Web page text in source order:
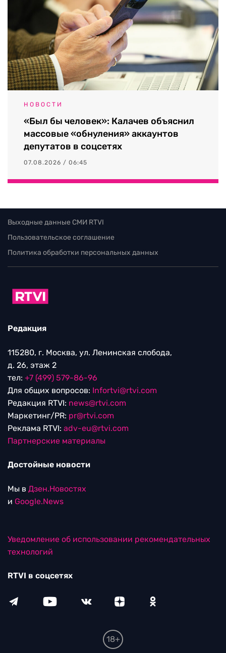
НОВОСТИ
«Был бы человек»: Калачев объяснил
массовые «обнуления» аккаунтов
депутатов в соцсетях
07.08.2026 / 06:45
Выходные данные СМИ RTVI
Пользовательское соглашение
Политика обработки персональных данных
Редакция
115280, г. Москва, ул. Ленинская слобода,
д. 26, этаж 2
тел: +7 (499) 579-86-96
Для общих вопросов: Infortvi@rtvi.com
Редакция RTVI: news@rtvi.com
Маркетинг/PR: pr@rtvi.com
Реклама RTVI: adv-eu@rtvi.com
Партнерские материалы
Достойные новости
Мы в Дзен.Новостях
и Google.News
Уведомление об использовании рекомендательных
технологий
RTVI в соцсетях
18+